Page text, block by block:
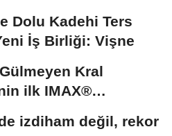
Dolu Kadehi Ters
İş Birliği: Vişne
Kral
ilk IMAX®
izdiham değil, rekor